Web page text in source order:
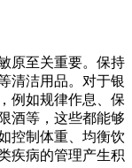
原至关重要。保持
清洁用品。对于银
例如规律作息、保
酒等，这些都能够
控制体重、均衡饮
疾病的管理产生积